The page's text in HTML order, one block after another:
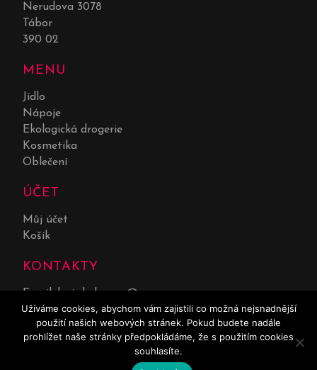
Nerudova 3078
Tábor
390 02
MENU
Jídlo
Nápoje
Ekologická drogerie
Kosmetika
Oblečení
ÚČET
Můj účet
Košík
KONTAKTY
Email: lucie.kolarova@seznam.cz
Telefon:732 551 669
Užíváme cookies, abychom vám zajistili co možná nejsnadnější
použití našich webových stránek. Pokud budete nadále
prohlížet naše stránky předpokládáme, že s použitím cookies
souhlasíte.